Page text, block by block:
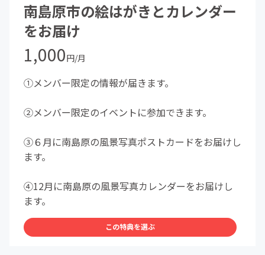
南島原市の絵はがきとカレンダー
をお届け
1,000円/月
①メンバー限定の情報が届きます。
②メンバー限定のイベントに参加できます。
③６月に南島原の風景写真ポストカードをお届けし
ます。
④12月に南島原の風景写真カレンダーをお届けし
ます。
この特典を選ぶ